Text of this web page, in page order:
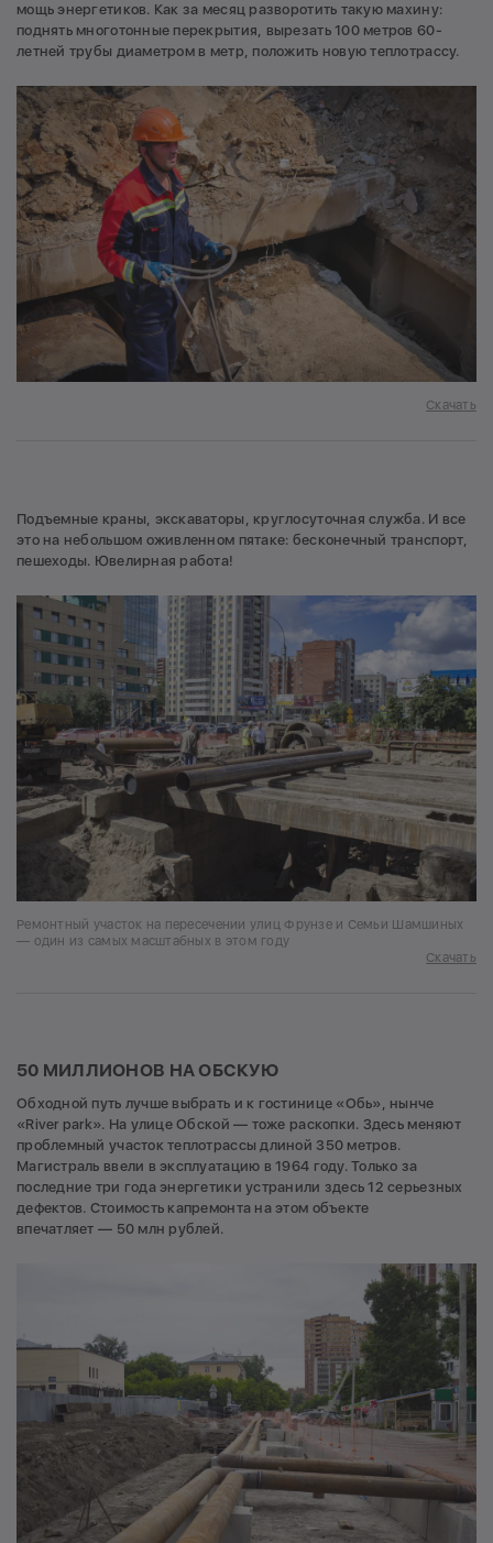
мощь энергетиков. Как за месяц разворотить такую махину:
поднять многотонные перекрытия, вырезать 100 метров 60-
летней трубы диаметром в метр, положить новую теплотрассу.
Скачать
Подъемные краны, экскаваторы, круглосуточная служба. И все
это на небольшом оживленном пятаке: бесконечный транспорт,
пешеходы. Ювелирная работа!
Ремонтный участок на пересечении улиц Фрунзе и Семьи Шамшиных
— один из самых масштабных в этом году
Скачать
50 МИЛЛИОНОВ НА ОБСКУЮ
Обходной путь лучше выбрать и к гостинице «Обь», нынче
«River park». На улице Обской — тоже раскопки. Здесь меняют
проблемный участок теплотрассы длиной 350 метров.
Магистраль ввели в эксплуатацию в 1964 году. Только за
последние три года энергетики устранили здесь 12 серьезных
дефектов. Стоимость капремонта на этом объекте
впечатляет — 50 млн рублей.